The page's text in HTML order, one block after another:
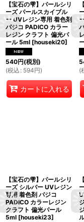
【宝石の雫】パールシリ
ーズ パールスカイブル
ー UVレジン専用 着色剤
パジコ PADICO カラー
レジン クラフト 偏光パ
ール 5ml [houseki20]
540円(税別)
(税込 : 594円)
カートに入れる
(
【宝石の雫】パールシリ
ーズ シルバー UVレジン
専用 着色剤 パジコ
PADICO カラーレジン
クラフト 偏光パール
5ml [houseki23]